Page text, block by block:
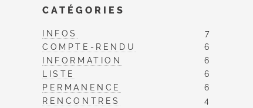
CATÉGORIES
INFOS
7
COMPTE-RENDU
6
INFORMATION
6
LISTE
6
PERMANENCE
6
RENCONTRES
4